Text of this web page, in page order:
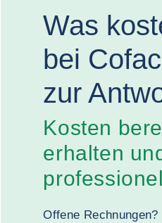
Was
bei
zur
Kosten
erhalten
Offene